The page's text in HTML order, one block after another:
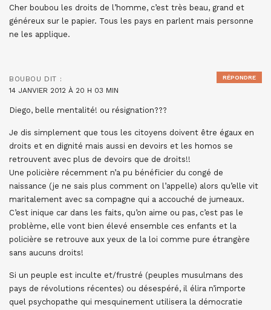
Cher boubou les droits de l’homme, c’est très beau, grand et
généreux sur le papier. Tous les pays en parlent mais personne
ne les applique.
BOUBOU DIT :
14 JANVIER 2012 À 20 H 03 MIN
Diego, belle mentalité! ou résignation???
Je dis simplement que tous les citoyens doivent être égaux en
droits et en dignité mais aussi en devoirs et les homos se
retrouvent avec plus de devoirs que de droits!!
Une policière récemment n’a pu bénéficier du congé de
naissance (je ne sais plus comment on l’appelle) alors qu’elle vit
maritalement avec sa compagne qui a accouché de jumeaux.
C’est inique car dans les faits, qu’on aime ou pas, c’est pas le
problème, elle vont bien élevé ensemble ces enfants et la
policière se retrouve aux yeux de la loi comme pure étrangère
sans aucuns droits!
Si un peuple est inculte et/frustré (peuples musulmans des
pays de révolutions récentes) ou désespéré, il élira n’importe
quel psychopathe qui mesquinement utilisera la démocratie
RÉPONDRE